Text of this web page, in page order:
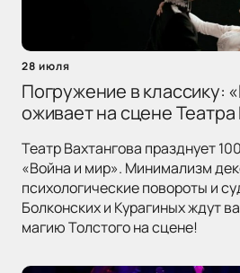
28 июля
Погружение в классику:
оживает на сцене Театра
Театр Вахтангова празднует
«Война и мир». Минимализм
психологические повороты и
Болконских и Курагиных ждут
магию Толстого на сцене!